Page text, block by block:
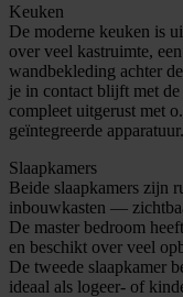
Keuken
De moderne keuken is
over veel kastruimte,
wandbekleding achter
je in contact blijft met
compleet uitgerust met
geïntegreerde apparatuur.
Slaapkamers
Beide slaapkamers zijn
inbouwkasten —
De master bedroom
en beschikt over veel
De tweede slaapkamer
ideaal als logeer- of